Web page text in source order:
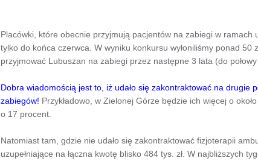
Placówki, które obecnie przyjmują pacjentów na zabiegi w ramach
tylko do końca czerwca. W wyniku konkursu wyłoniliśmy ponad 50
przyjmować Lubuszan na zabiegi przez następne 3 lata (do połowy
Dobra wiadomością jest to, iż udało się zakontraktować na drugie
zabiegów! Przykładowo, w Zielonej Górze będzie ich więcej o
o 17 procent.
Natomiast tam, gdzie nie udało się zakontraktować fizjoterapii
uzupełniające na łączna kwotę blisko 484 tys. zł. W najbliższych